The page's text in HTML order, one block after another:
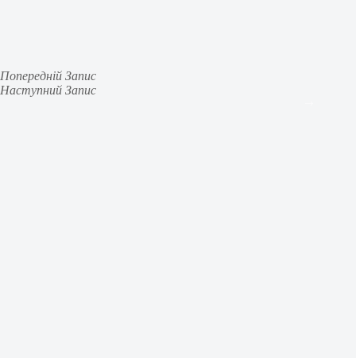
Попередній Запис
Наступний Запис